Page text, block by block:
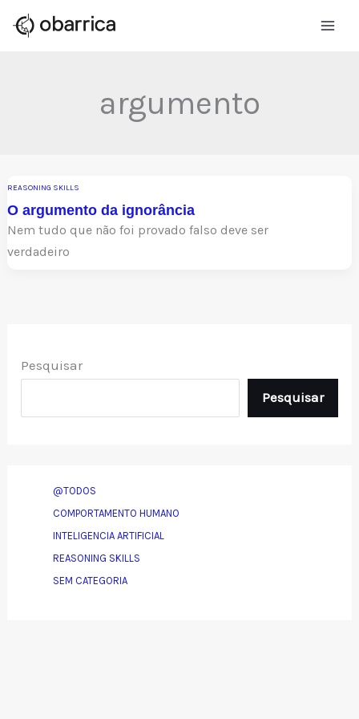
para
argumento
REASONING SKILLS
O argumento da ignorância
Nem tudo que não foi provado falso deve ser
verdadeiro
Pesquisar
Pesquisar
@TODOS
COMPORTAMENTO HUMANO
INTELIGENCIA ARTIFICIAL
REASONING SKILLS
SEM CATEGORIA